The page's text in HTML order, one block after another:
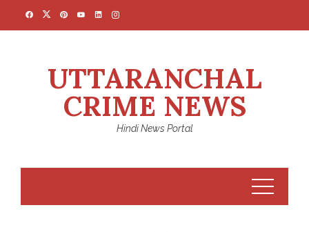
UTTARANCHAL
CRIME NEWS
Hindi News Portal